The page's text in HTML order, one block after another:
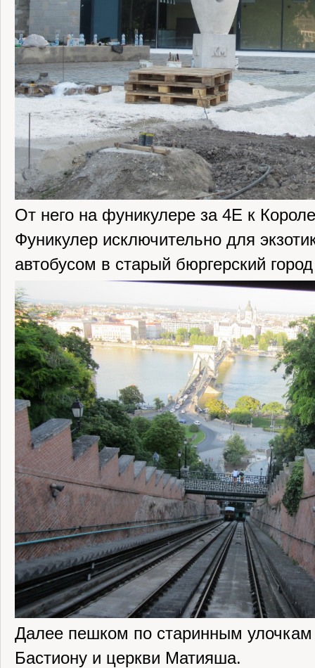
От него на фуникулере за 4Е к
Фуникулер исключительно для
автобусом в старый бюргерский
Далее пешком по старинным
Бастиону и церкви Матияша.